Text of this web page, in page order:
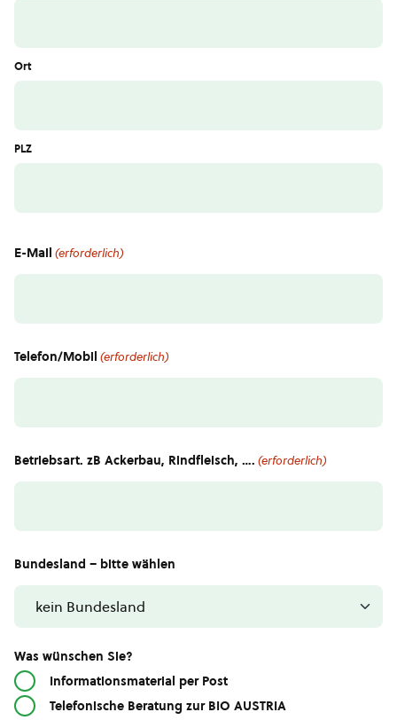
Ort
PLZ
E-Mail (erforderlich)
Telefon/Mobil (erforderlich)
Betriebsart. zB Ackerbau, Rindfleisch, …. (erforderlich)
Bundesland – bitte wählen
Was wünschen Sie?
Informationsmaterial per Post
Telefonische Beratung zur BIO AUSTRIA